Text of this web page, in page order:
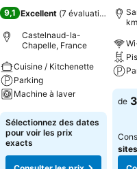
9,1 Excellent (7 évaluations )
Castelnaud-la-
Chapelle, France
Cuisine / Kitchenette
Parking
Machine à laver
Consulter les prix
Sélectionnez des dates
pour voir les prix
exacts
de
sites